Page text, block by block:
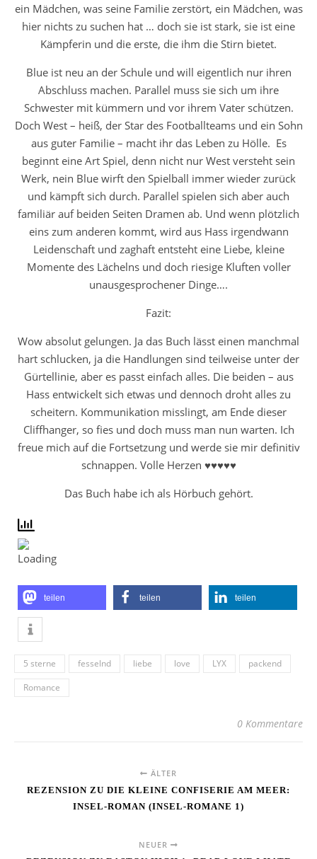
ein Mädchen, was seine Familie zerstört, ein Mädchen, was
hier nichts zu suchen hat … doch sie ist stark, sie ist eine
Kämpferin und die erste, die ihm die Stirn bietet.
Blue ist neu an der Schule und will eigentlich nur ihren
Abschluss machen. Parallel muss sie sich um ihre
Schwester mit kümmern und vor ihrem Vater schützen.
Doch West – heiß, der Star des Footballteams und ein Sohn
aus guter Familie – macht ihr das Leben zu Hölle. Es
beginnt eine Art Spiel, denn nicht nur West versteht sein
Werk, nein Blue wirft den Spielball immer wieder zurück
und kämpft sich durch. Parallel spielen sich aber auch
familiär auf beiden Seiten Dramen ab. Und wenn plötzlich
eins zum anderen kommt, wird aus Hass irgendwann
Leidenschaft und zaghaft entsteht eine Liebe, kleine
Momente des Lächelns und doch riesige Kluften voller
unausgesprochener Dinge….
Fazit:
Wow absolut gelungen. Ja das Buch lässt einen manchmal
hart schlucken, ja die Handlungen sind teilweise unter der
Gürtellinie, aber es passt einfach alles. Die beiden – aus
Hass entwickelt sich etwas und dennoch droht alles zu
scheitern. Kommunikation misslingt, am Ende dieser
Cliffhanger, so fies und doch muss man nun warten. Ich
freue mich auf die Fortsetzung und werde sie mir definitiv
schnappen. Volle Herzen ♥♥♥♥♥
Das Buch habe ich als Hörbuch gehört.
teilen teilen teilen
5 sterne fesselnd liebe love LYX
packend
Romance
0 Kommentare
ÄLTER
REZENSION ZU DIE KLEINE CONFISERIE AM MEER:
INSEL-ROMAN (INSEL-ROMANE 1)
NEUER